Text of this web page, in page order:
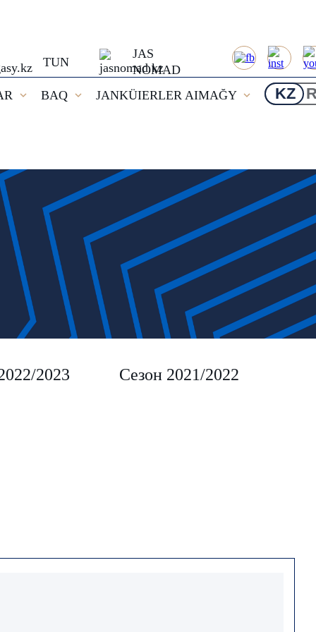
TUN
JAS
NOMAD
BAQ JANKÜIERLER AIMAĞY KZ
2023 Сезон 2021/2022